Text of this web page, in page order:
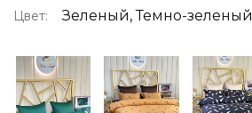
Цвет: Зеленый, Темно-зеленый